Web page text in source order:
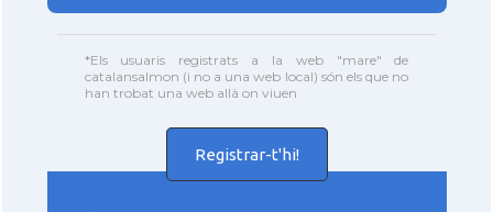
*Els usuaris registrats a la web "mare" de
catalansalmon (i no a una web local) són els que no
han trobat una web allà on viuen
Registrar-t'hi!